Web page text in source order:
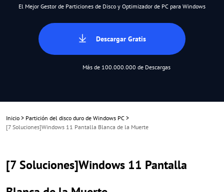
El Mejor Gestor de Particiones de Disco y Optimizador de PC para Windows
Descargar Gratis
Más de 100.000.000 de Descargas
Inicio > Partición del disco duro de Windows PC >
[7 Soluciones]Windows 11 Pantalla Blanca de la Muerte
[7 Soluciones]Windows 11 Pantalla